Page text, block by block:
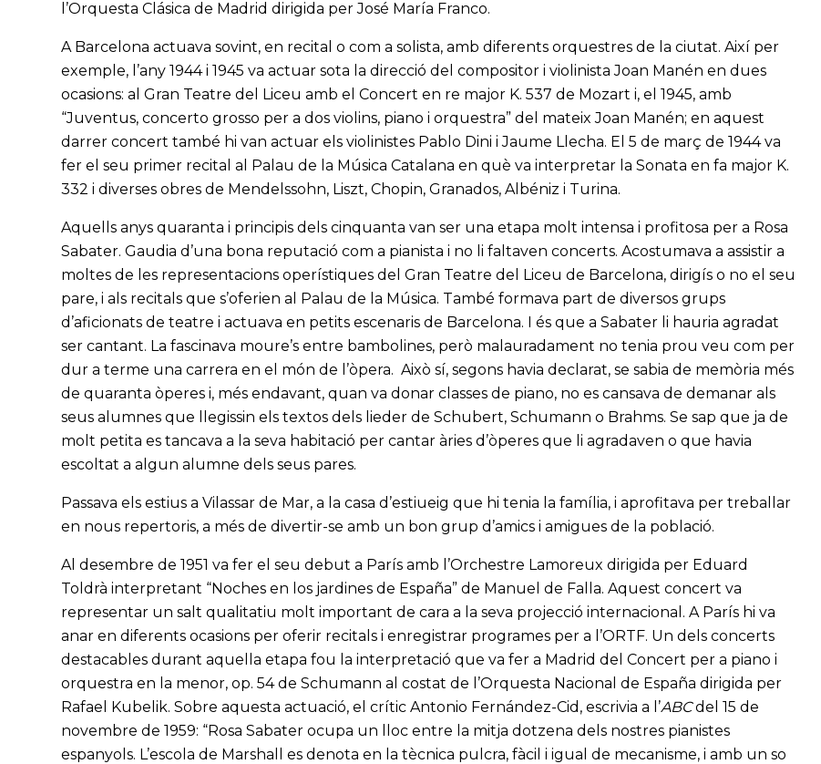
l’Orquesta Clásica de Madrid dirigida per José María Franco.
A Barcelona actuava sovint, en recital o com a solista, amb diferents orquestres de la ciutat. Així per
exemple, l’any 1944 i 1945 va actuar sota la direcció del compositor i violinista Joan Manén en dues
ocasions: al Gran Teatre del Liceu amb el Concert en re major K. 537 de Mozart i, el 1945, amb
“Juventus, concerto grosso per a dos violins, piano i orquestra” del mateix Joan Manén; en aquest
darrer concert també hi van actuar els violinistes Pablo Dini i Jaume Llecha. El 5 de març de 1944 va
fer el seu primer recital al Palau de la Música Catalana en què va interpretar la Sonata en fa major K.
332 i diverses obres de Mendelssohn, Liszt, Chopin, Granados, Albéniz i Turina.
Aquells anys quaranta i principis dels cinquanta van ser una etapa molt intensa i profitosa per a Rosa
Sabater. Gaudia d’una bona reputació com a pianista i no li faltaven concerts. Acostumava a assistir a
moltes de les representacions operístiques del Gran Teatre del Liceu de Barcelona, dirigís o no el seu
pare, i als recitals que s’oferien al Palau de la Música. També formava part de diversos grups
d’aficionats de teatre i actuava en petits escenaris de Barcelona. I és que a Sabater li hauria agradat
ser cantant. La fascinava moure’s entre bambolines, però malauradament no tenia prou veu com per
dur a terme una carrera en el món de l’òpera. Això sí, segons havia declarat, se sabia de memòria més
de quaranta òperes i, més endavant, quan va donar classes de piano, no es cansava de demanar als
seus alumnes que llegissin els textos dels lieder de Schubert, Schumann o Brahms. Se sap que ja de
molt petita es tancava a la seva habitació per cantar àries d’òperes que li agradaven o que havia
escoltat a algun alumne dels seus pares.
Passava els estius a Vilassar de Mar, a la casa d’estiueig que hi tenia la família, i aprofitava per treballar
en nous repertoris, a més de divertir-se amb un bon grup d’amics i amigues de la població.
Al desembre de 1951 va fer el seu debut a París amb l’Orchestre Lamoreux dirigida per Eduard
Toldrà interpretant “Noches en los jardines de España” de Manuel de Falla. Aquest concert va
representar un salt qualitatiu molt important de cara a la seva projecció internacional. A París hi va
anar en diferents ocasions per oferir recitals i enregistrar programes per a l’ORTF. Un dels concerts
destacables durant aquella etapa fou la interpretació que va fer a Madrid del Concert per a piano i
orquestra en la menor, op. 54 de Schumann al costat de l’Orquesta Nacional de España dirigida per
Rafael Kubelik. Sobre aquesta actuació, el crític Antonio Fernández-Cid, escrivia a l’ABCdel 15 de
novembre de 1959: “Rosa Sabater ocupa un lloc entre la mitja dotzena dels nostres pianistes
espanyols. L’escola de Marshall es denota en la tècnica pulcra, fàcil i igual de mecanisme, i amb un so